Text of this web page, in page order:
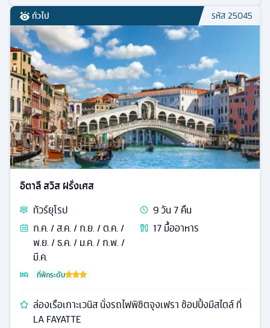
ทั่วไป รหัส25045
อิตาลี สวิส ฝรั่งเศส
ทัวร์ยุโรป 9วัน7คืน
ก.ค. / ส.ค. / ก.ย. / ต.ค. /
พ.ย. / ธ.ค. / ม.ค. / ก.พ. /
มี.ค.
17มื้ออาหาร
ที่พักระดับ
ล่องเรือเกาะเวนิส นั่งรถไฟพิชิตจุงเฟรา ช้อปปิ้งมีสไตล์ ที่
LA FAYATTE